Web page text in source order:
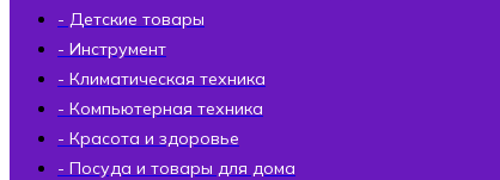
- Детские товары
- Инструмент
- Климатическая техника
- Компьютерная техника
- Красота и здоровье
- Посуда и товары для дома